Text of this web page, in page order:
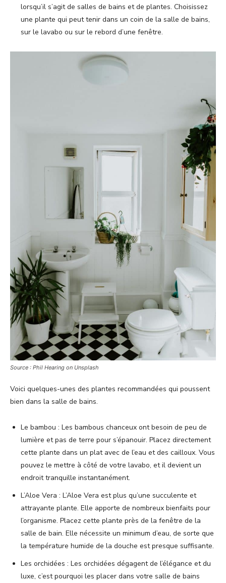
lorsqu’il s’agit de salles de bains et de plantes. Choisissez
une plante qui peut tenir dans un coin de la salle de bains,
sur le lavabo ou sur le rebord d’une fenêtre.
Source : Phil Hearing on Unsplash
Voici quelques-unes des plantes recommandées qui poussent
bien dans la salle de bains.
Le bambou : Les bambous chanceux ont besoin de peu de
lumière et pas de terre pour s’épanouir. Placez directement
cette plante dans un plat avec de l’eau et des cailloux. Vous
pouvez le mettre à côté de votre lavabo, et il devient un
endroit tranquille instantanément.
L’Aloe Vera : L’Aloe Vera est plus qu’une succulente et
attrayante plante. Elle apporte de nombreux bienfaits pour
l’organisme. Placez cette plante près de la fenêtre de la
salle de bain. Elle nécessite un minimum d’eau, de sorte que
la température humide de la douche est presque suffisante.
Les orchidées : Les orchidées dégagent de l’élégance et du
luxe, c’est pourquoi les placer dans votre salle de bains